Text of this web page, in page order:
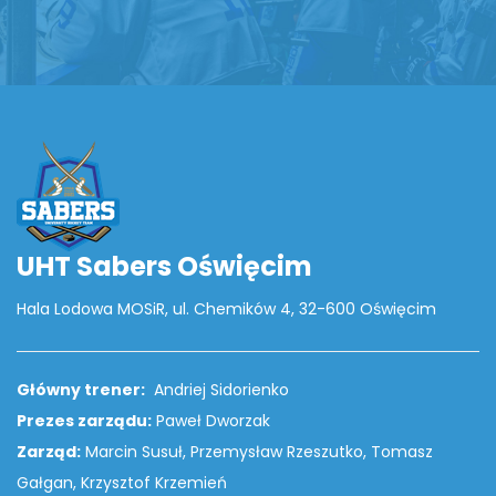
UHT Sabers Oświęcim
Hala Lodowa MOSiR, ul. Chemików 4, 32-600 Oświęcim
Główny trener: Andriej Sidorienko
Prezes zarządu: Paweł Dworzak
Zarząd: Marcin Susuł, Przemysław Rzeszutko, Tomasz
Gałgan, Krzysztof Krzemień